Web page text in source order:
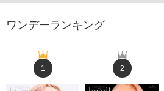
ワンデーランキング
1 2